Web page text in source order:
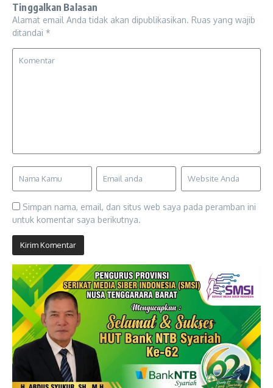
Tinggalkan Balasan
Alamat email Anda tidak akan dipublikasikan. Ruas yang wajib
ditandai *
Simpan nama, email, dan situs web saya pada peramban ini
untuk komentar saya berikutnya.